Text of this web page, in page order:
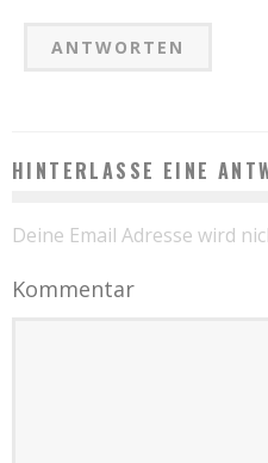
ANTWORTEN
HINTERLASSE EINE
Deine Email Adresse wird
Kommentar